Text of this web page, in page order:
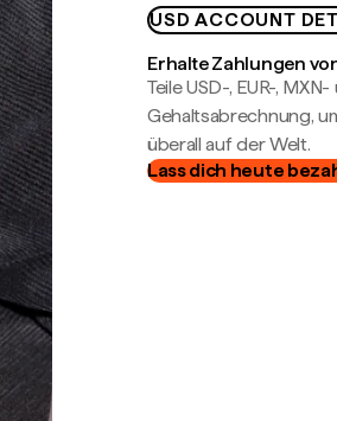
USD ACCOUNT
Erhalte Zahlungen
Teile USD-, EUR-,
Gehaltsabrechnung,
überall auf der Welt.
Lass dich heute